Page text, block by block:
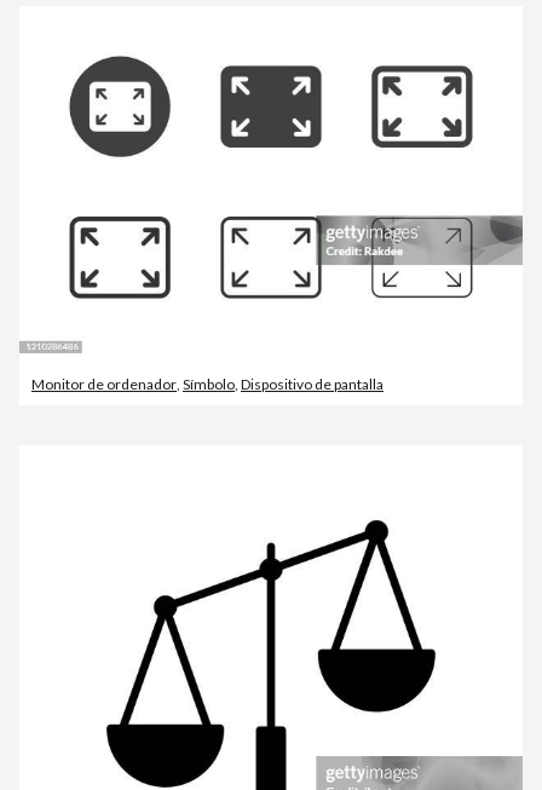
Monitor de ordenador Símbolo Dispositivo de pantalla